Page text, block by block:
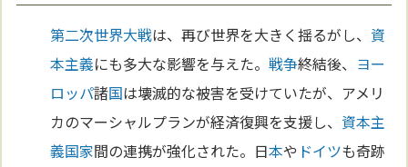
第二次世界大戦は、再び世界を大きく揺るがし、 資
本主義にも多大な影響を与えた。戦争終結後、 ヨー
ロッパ諸国は壊滅的な被害を受けていたが、アメリ
カのマーシャルプランが経済復興を支援し、 資本主
義国家間の連携が強化された。日本や ドイツも奇跡